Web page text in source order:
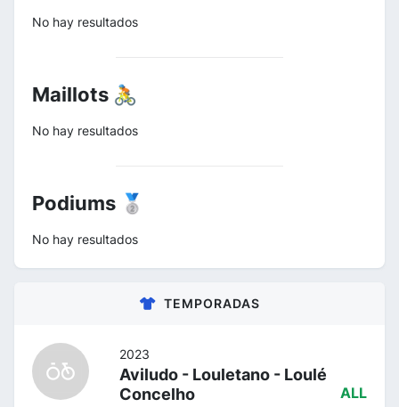
No hay resultados
Maillots 🚴
No hay resultados
Podiums 🥈
No hay resultados
TEMPORADAS
2023
Aviludo - Louletano - Loulé
Concelho
ALL